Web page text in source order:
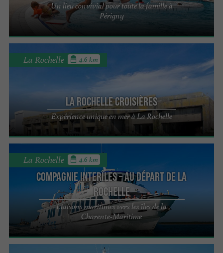
Un lieu convivial pour toute la famille à
Périgny
La Rochelle Croisières
Expérience unique en mer à La Rochelle
La Rochelle 4.6 km
Compagnie interîles – Au départ de La
Rochelle
Liaisons maritimes vers les îles de la
Charente-Maritime
La Rochelle 4.6 km